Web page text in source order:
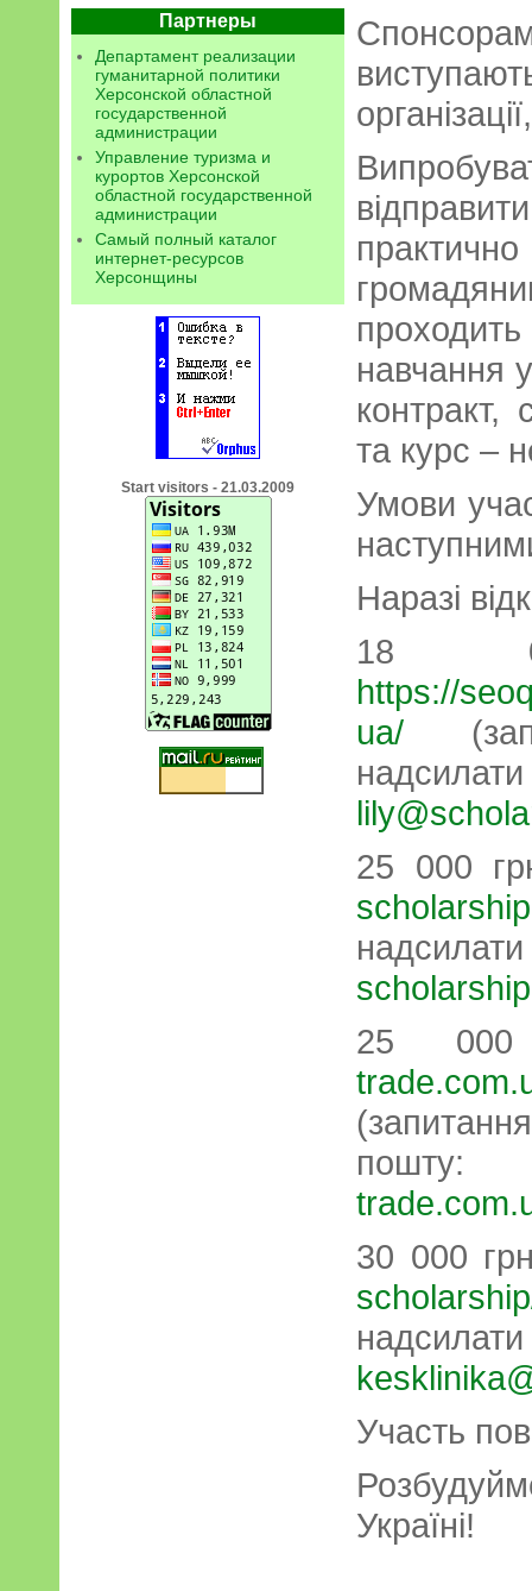
Партнеры
Департамент реализации
гуманитарной политики
Херсонской областной
государственной
администрации
Управление туризма и
курортов Херсонской
областной государственной
администрации
Самый полный каталог
интернет-ресурсов
Херсонщины
Start visitors - 21.03.2009
навчання
контракт,
та курс –
Умови
Наразі
18
https://
ua/
25 000
scholarship
25
30 000
Участь
Україні!